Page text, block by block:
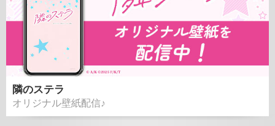
隣のステラ
オリジナル壁紙配信♪